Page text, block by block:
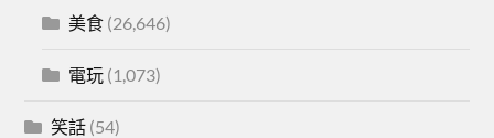
美食 (26,646)
電玩 (1,073)
笑話 (54)